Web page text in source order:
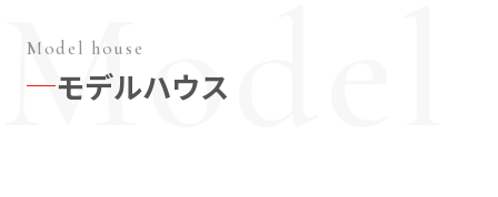
Model house
モデルハウス